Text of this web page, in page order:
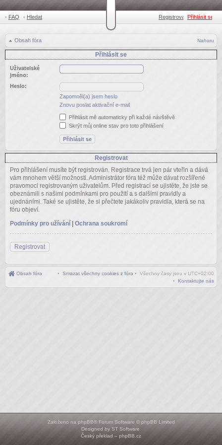
• FAQ • Hledat Registrovat •
Přihlásit se
Obsah fóra Nahoru
Přihlásit se
Uživatelské
jméno:
Heslo:
Zapomněl(a) jsem heslo
Znovu poslat aktivační e-mail
Přihlásit mě automaticky při každé návštěvě
Skrýt můj online stav pro toto přihlášení
Registrovat
Pro přihlášení musíte být registrován. Registrace trvá jen pár vteřin a dává
vám mnohem větší možnosti. Administrátor fóra též může dávat rozšířené
pravomoci registrovaným uživatelům. Před registrací se ujistěte, že jste se
obeznámili s našimi podmínkami pro použití a s dalšími pravidly a
ujednáními. Také se ujistěte, že si přečtete jakákoliv pravidla, která se na
fóru objeví.
Podmínky pro užívání
Ochrana soukromí
Registrovat
Obsah fóra • Všechny časy jsou v UTC+02:00
• Smazat všechny cookies z fóra
• Kontaktujte nás
Založeno na phpBB® Forum Software © phpBB Limited
Designed by ST Software
Český překlad – phpBB.cz